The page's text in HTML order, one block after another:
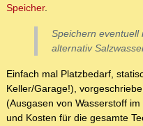
Speicher.
Speichern eventuell
alternativ
Einfach mal Platzbedarf,
Keller/Garage!),
(Ausgasen von Wasserstoff
und Kosten für die gesamte